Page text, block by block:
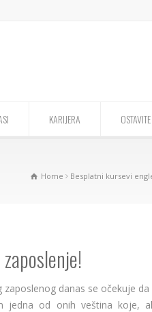
KARIJERA
Home Besplatni kursevi
danas se očekuje
jedna od onih veština koje,